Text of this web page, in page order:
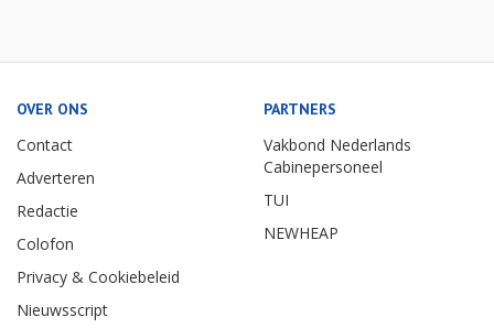
OVER ONS
Contact
Adverteren
Redactie
Colofon
Privacy & Cookiebeleid
Nieuwsscript
PARTNERS
Vakbond Nederlands
Cabinepersoneel
TUI
NEWHEAP